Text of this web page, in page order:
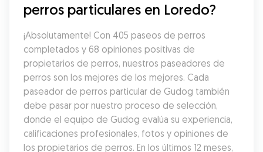
perros particulares en Loredo?
¡Absolutamente! Con 405 paseos de perros
completados y 68 opiniones positivas de
propietarios de perros, nuestros paseadores de
perros son los mejores de los mejores. Cada
paseador de perros particular de Gudog también
debe pasar por nuestro proceso de selección,
donde el equipo de Gudog evalúa su experiencia,
calificaciones profesionales, fotos y opiniones de
los propietarios de perros. En los últimos 12 meses,